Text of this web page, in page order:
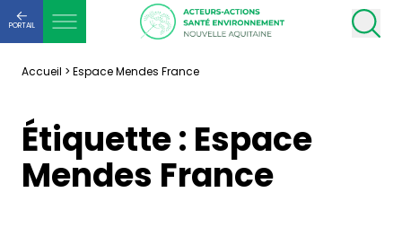
PORTAIL
Accueil > Espace Mendes France
Étiquette : Espace
Mendes France